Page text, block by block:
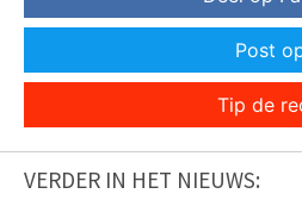
Post
Tip de
VERDER IN HET NIEUWS: